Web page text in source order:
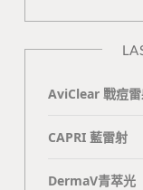
AviClear 戰痘
CAPRI 藍雷射
DermaV青萃光